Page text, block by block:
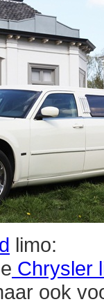
limo:
Chrysler
ook